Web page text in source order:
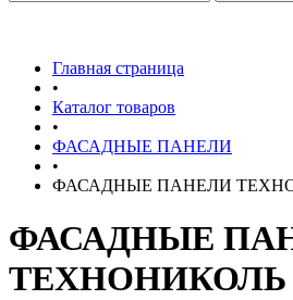
Главная страница
•
Каталог товаров
•
ФАСАДНЫЕ ПАНЕЛИ
•
ФАСАДНЫЕ ПАНЕЛИ
ФАСАДНЫЕ
ТЕХНОНИКОЛЬ